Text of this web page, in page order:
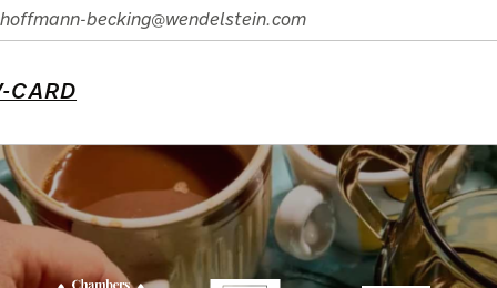
hoffmann-becking@wendelstein.com
CARD